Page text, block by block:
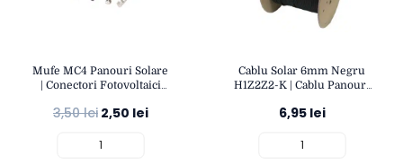
Mufe MC4 Panouri Solare
| Conectori Fotovoltaici
6mm² | OPEN
3,50lei 2,50 lei
Cablu Solar 6mm Negru
H1Z2Z2-K | Cablu Panouri
Eficient și Durabil
6,95 lei